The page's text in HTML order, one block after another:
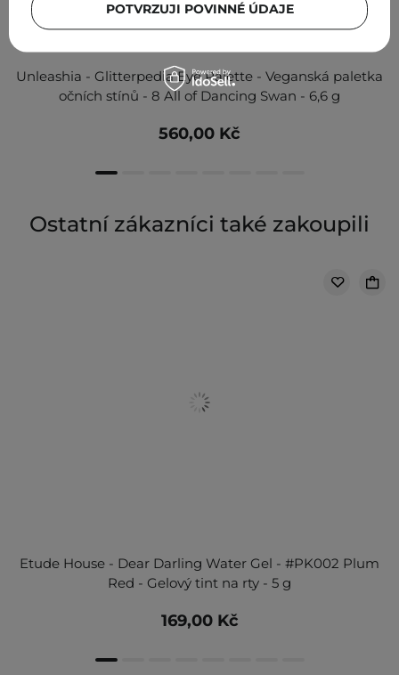
Unleashia - Glitterpedia Eye Palette - Veganská paletka
očních stínů - 8 All of Dancing Swan - 6,6 g
560,00 Kč
Ostatní zákazníci také zakoupili
Etude House - Dear Darling Water Gel - #PK002 Plum
Red - Gelový tint na rty - 5 g
169,00 Kč
POTVRZUJI POVINNÉ ÚDAJE